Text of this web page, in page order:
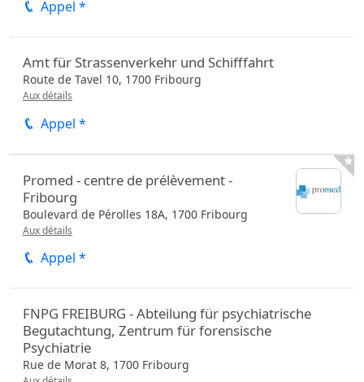
Appel *
Amt für Strassenverkehr und Schifffahrt
Route de Tavel 10, 1700 Fribourg
Aux détails
Appel *

Promed - centre de prélèvement -
Fribourg
Boulevard de Pérolles 18A, 1700 Fribourg
Aux détails
Appel *
FNPG FREIBURG - Abteilung für psychiatrische
Begutachtung, Zentrum für forensische
Psychiatrie
Rue de Morat 8, 1700 Fribourg